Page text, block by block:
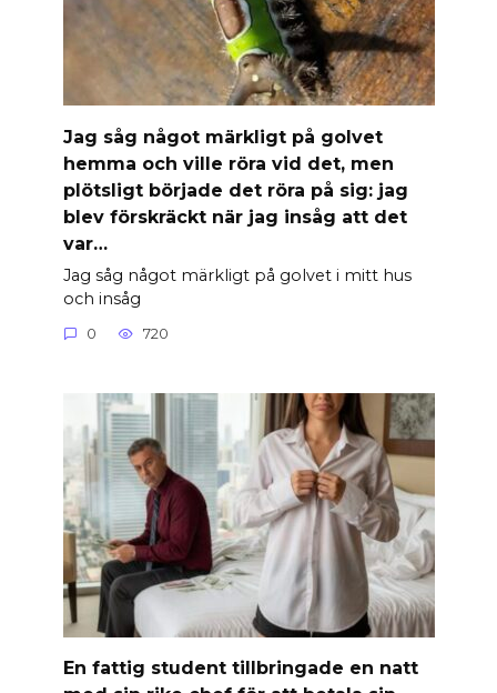
Jag såg något märkligt på golvet
hemma och ville röra vid det, men
plötsligt började det röra på sig: jag
blev förskräckt när jag insåg att det
var…
Jag såg något märkligt på golvet i mitt hus
och insåg
0 720
En fattig student tillbringade en natt